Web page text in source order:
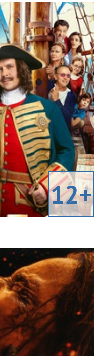
12+